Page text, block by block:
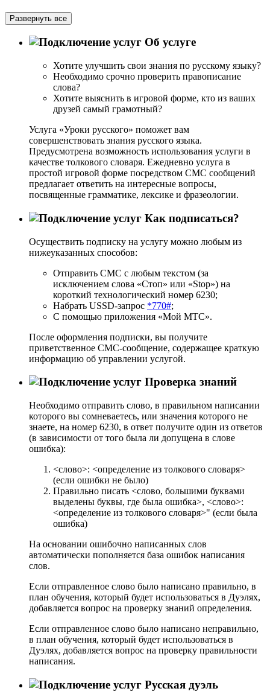
Развернуть все
Об услуге
Хотите улучшить свои знания по русскому языку?
Необходимо срочно проверить правописание
слова?
Хотите выяснить в игровой форме, кто из ваших
друзей самый грамотный?
Услуга «Уроки русского» поможет вам
совершенствовать знания русского языка.
Предусмотрена возможность использования услуги в
качестве толкового словаря. Ежедневно услуга в
простой игровой форме посредством СМС сообщений
предлагает ответить на интересные вопросы,
посвященные грамматике, лексике и фразеологии.
Как подписаться?
Осуществить подписку на услугу можно любым из
нижеуказанных способов:
Отправить СМС с любым текстом (за
исключением слова «Стоп» или «Stop») на
короткий технологический номер 6230;
Набрать USSD-запрос *770#;
С помощью приложения «Мой МТС».
После оформления подписки, вы получите
приветственное СМС-сообщение, содержащее краткую
информацию об управлении услугой.
Проверка знаний
Необходимо отправить слово, в правильном написании
которого вы сомневаетесь, или значения которого не
знаете, на номер 6230, в ответ получите один из ответов
(в зависимости от того была ли допущена в слове
ошибка):
<слово>: <определение из толкового словаря>
(если ошибки не было)
Правильно писать <слово, большими буквами
выделены буквы, где была ошибка>, <слово>:
<определение из толкового словаря>" (если была
ошибка)
На основании ошибочно написанных слов
автоматически пополняется база ошибок написания
слов.
Если отправленное слово было написано правильно, в
план обучения, который будет использоваться в Дуэлях,
добавляется вопрос на проверку знаний определения.
Если отправленное слово было написано неправильно,
в план обучения, который будет использоваться в
Дуэлях, добавляется вопрос на проверку правильности
написания.
Русская дуэль